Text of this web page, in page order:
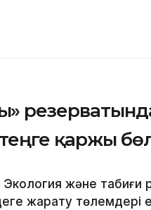
қаржы
және табиғи
жарату төлемдері